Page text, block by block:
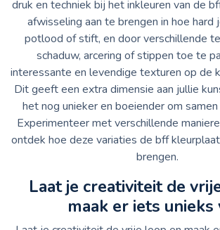
druk en techniek bij het inkleuren van de
afwisseling aan te brengen in hoe hard
potlood of stift, en door verschillende
schaduw, arcering of stippen toe te
interessante en levendige texturen op de
Dit geeft een extra dimensie aan jullie
het nog unieker en boeiender om
Experimenteer met verschillende
ontdek hoe deze variaties de bff
brengen.
Laat je creativiteit de
maak er iets unieks